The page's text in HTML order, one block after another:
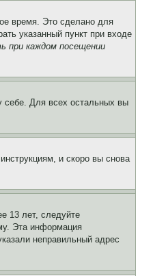
время. Это сделано для
указанный пункт при входе
при каждом посещении
себе. Для всех остальных вы
и скоро вы снова
13 лет, следуйте
Эта информация
неправильный адрес